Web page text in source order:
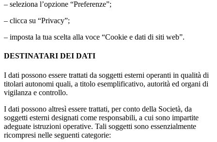
– seleziona l’opzione “Preferenze”;
– clicca su “Privacy”;
– imposta la tua scelta alla voce “Cookie e dati di siti web”.
DESTINATARI DEI DATI
I dati possono essere trattati da soggetti esterni operanti in qualità di
titolari autonomi quali, a titolo esemplificativo, autorità ed organi di
vigilanza e controllo.
I dati possono altresì essere trattati, per conto della Società, da
soggetti esterni designati come responsabili, a cui sono impartite
adeguate istruzioni operative. Tali soggetti sono essenzialmente
ricompresi nelle seguenti categorie: